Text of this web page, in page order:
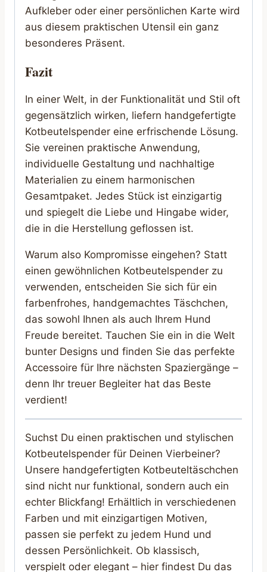
Aufkleber oder einer persönlichen Karte wird
aus diesem praktischen Utensil ein ganz
besonderes Präsent.
Fazit
In einer Welt, in der Funktionalität und Stil oft
gegensätzlich wirken, liefern handgefertigte
Kotbeutelspender eine erfrischende Lösung.
Sie vereinen praktische Anwendung,
individuelle Gestaltung und nachhaltige
Materialien zu einem harmonischen
Gesamtpaket. Jedes Stück ist einzigartig
und spiegelt die Liebe und Hingabe wider,
die in die Herstellung geflossen ist.
Warum also Kompromisse eingehen? Statt
einen gewöhnlichen Kotbeutelspender zu
verwenden, entscheiden Sie sich für ein
farbenfrohes, handgemachtes Täschchen,
das sowohl Ihnen als auch Ihrem Hund
Freude bereitet. Tauchen Sie ein in die Welt
bunter Designs und finden Sie das perfekte
Accessoire für Ihre nächsten Spaziergänge –
denn Ihr treuer Begleiter hat das Beste
verdient!
Suchst Du einen praktischen und stylischen
Kotbeutelspender für Deinen Vierbeiner?
Unsere handgefertigten Kotbeuteltäschchen
sind nicht nur funktional, sondern auch ein
echter Blickfang! Erhältlich in verschiedenen
Farben und mit einzigartigen Motiven,
passen sie perfekt zu jedem Hund und
dessen Persönlichkeit. Ob klassisch,
verspielt oder elegant – hier findest Du das